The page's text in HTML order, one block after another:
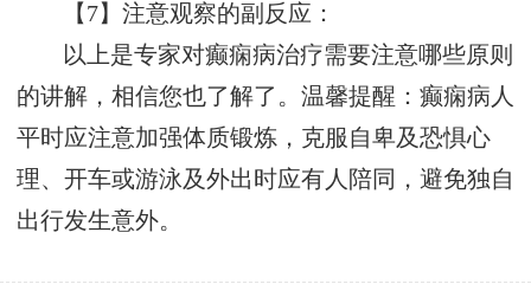
【7】注意观察的副反应：
以上是专家对癫痫病治疗需要注意哪些原则
的讲解，相信您也了解了。温馨提醒：癫痫病人
平时应注意加强体质锻炼，克服自卑及恐惧心
理、开车或游泳及外出时应有人陪同，避免独自
出行发生意外。